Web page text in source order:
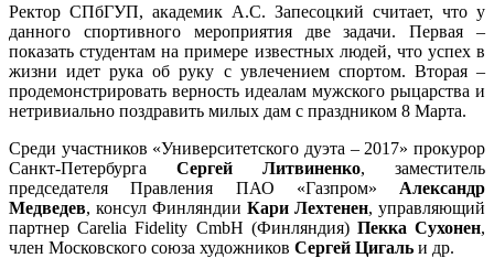
Ректор СПбГУП, академик А.С. Запесоцкий считает, что у
данного спортивного мероприятия две задачи. Первая –
показать студентам на примере известных людей, что успех в
жизни идет рука об руку с увлечением спортом. Вторая –
продемонстрировать верность идеалам мужского рыцарства и
нетривиально поздравить милых дам с праздником 8 Марта.
Среди участников «Университетского дуэта – 2017» прокурор
Санкт-Петербурга Сергей Литвиненко, заместитель
председателя Правления ПАО «Газпром» Александр
Медведев, консул Финляндии Кари Лехтенен, управляющий
партнер Carelia Fidelity CmbH (Финляндия) Пекка Сухонен,
член Московского союза художников Сергей Цигаль и др.